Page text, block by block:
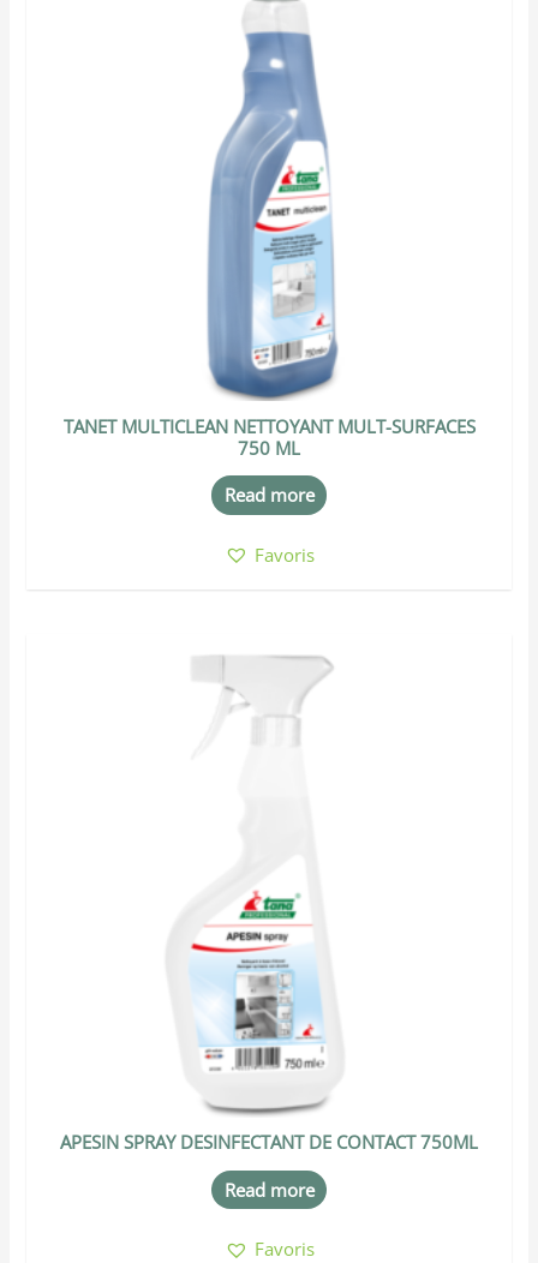
TANET MULTICLEAN NETTOYANT MULT-SURFACES
750 ML
Read more
Favoris
APESIN SPRAY DESINFECTANT DE CONTACT 750ML
Read more
Favoris